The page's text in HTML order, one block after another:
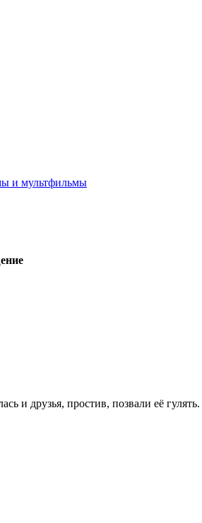
и мультфильмы
и друзья, простив, позвали её гулять.